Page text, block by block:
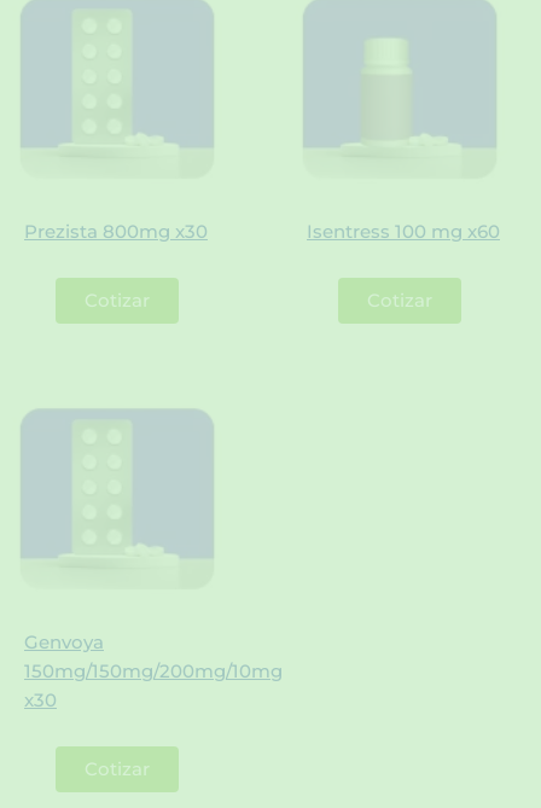
Prezista 800mg x30
Cotizar
Isentress 100 mg x60
Cotizar
Genvoya
150mg/150mg/200mg/10mg
x30
Cotizar